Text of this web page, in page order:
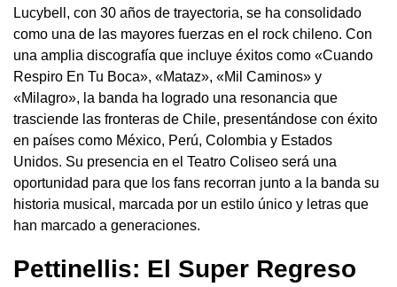
Lucybell, con 30 años de trayectoria, se ha consolidado
como una de las mayores fuerzas en el rock chileno. Con
una amplia discografía que incluye éxitos como «Cuando
Respiro En Tu Boca», «Mataz», «Mil Caminos» y
«Milagro», la banda ha logrado una resonancia que
trasciende las fronteras de Chile, presentándose con éxito
en países como México, Perú, Colombia y Estados
Unidos. Su presencia en el Teatro Coliseo será una
oportunidad para que los fans recorran junto a la banda su
historia musical, marcada por un estilo único y letras que
han marcado a generaciones.
Pettinellis: El Super Regreso